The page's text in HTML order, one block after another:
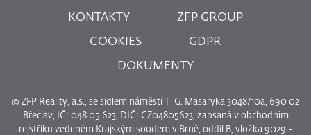
KONTAKTY ZFP GROUP
COOKIES GDPR
DOKUMENTY
© ZFP Reality, a.s., se sídlem náměstí T. G. Masaryka 3048/10a, 690 02
Břeclav, IČ: 048 05 623, DIČ: CZ04805623, zapsaná v obchodním
rejstříku vedeném Krajským soudem v Brně, oddíl B, vložka 9029 -